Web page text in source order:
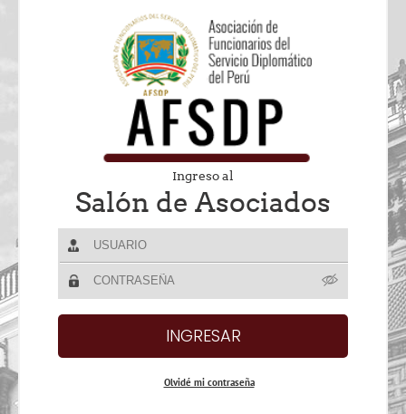
Ingreso al
Salón de Asociados
Olvidé mi contraseña